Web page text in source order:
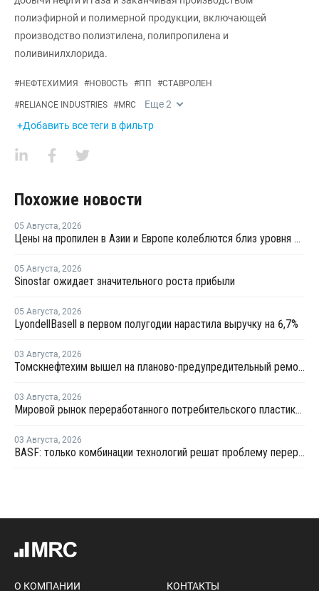
полиэфирной и полимерной продукции, включающей
производство полиэтилена, полипропилена и
поливинилхлорида.
#НЕФТЕХИМИЯ #НОВОСТЬ #ПП #СТАВРОЛЕН
#RELIANCE INDUSTRIES #MRC Еще2
+Добавить все теги в фильтр
Похожие новости
05 Августа, 2026
Цены на пропилен в Азии и Европе колеблются близ уровня в USD1000
05 Августа, 2026
Sinostar ожидает значительного роста прибыли
05 Августа, 2026
LyondellBasell в первом полугодии нарастила выручку на 6,7%
03 Августа, 2026
Томскнефтехим вышел на планово-предупредительный ремонт
03 Августа, 2026
Мировой рынок переработанного потребительского пластика к 2033 году вырастет в два раза
03 Августа, 2026
BASF: только комбинации технологий решат проблему переработки инженерных пластиков
О КОМПАНИИ КОНТАКТЫ